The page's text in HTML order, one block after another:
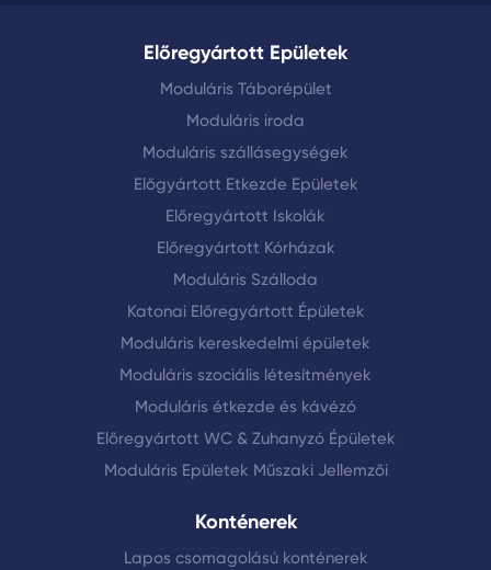
Előregyártott Epületek
Moduláris Táborépület
Moduláris iroda
Moduláris szállásegységek
Előgyártott Etkezde Epületek
Előregyártott Iskolák
Előregyártott Kórházak
Moduláris Szálloda
Katonai Előregyártott Épületek
Moduláris kereskedelmi épületek
Moduláris szociális létesítmények
Moduláris étkezde és kávézó
Előregyártott WC & Zuhanyzó Épületek
Moduláris Epületek Műszaki Jellemzői
Konténerek
Lapos csomagolású konténerek